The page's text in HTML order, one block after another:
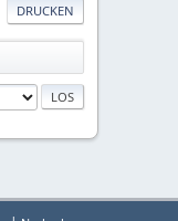
DRUCKEN